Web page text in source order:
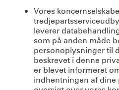
Vores
leverer
som på anden måde
personoplysninger til
beskrevet i denne
er blevet informeret
indhentningen af dine